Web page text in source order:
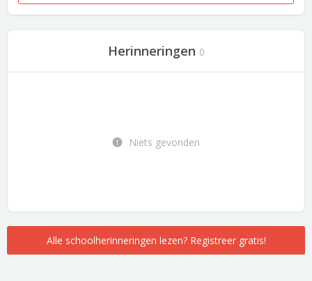
Herinneringen 0
Niets gevonden
Alle schoolherinneringen lezen? Registreer gratis!